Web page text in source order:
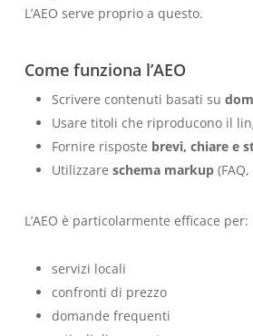
L’AEO serve proprio a questo.
Come funziona l’AEO
Scrivere contenuti basati su
Usare titoli che riproducono il
Fornire risposte brevi, chiare e
Utilizzare schema markup(FAQ,
L’AEO è particolarmente efficace per:
servizi locali
confronti di prezzo
domande frequenti